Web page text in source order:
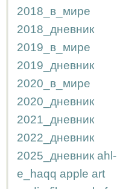
2018_в_мире
2018_дневник
2019_в_мире
2019_дневник
2020_в_мире
2020_дневник
2021_дневник
2022_дневник
2025_дневник ahl-
e_haqq apple art